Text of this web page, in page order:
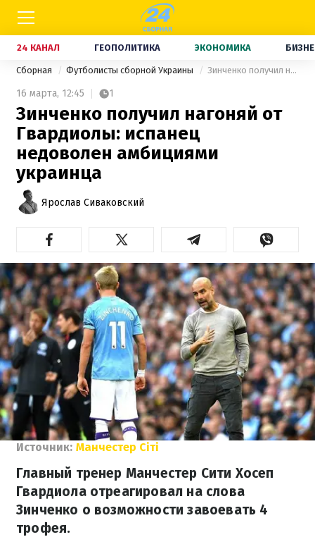
24 КАНАЛ ГЕОПОЛИТИКА ЭКОНОМИКА
Сборная Футболисты сборной Украины Зинченко получил нагоняй от Гвардиолы: испанец недоволен амбициями украинца
16 марта, 12:45 1
Зинченко получил нагоняй от
Гвардиолы: испанец
недоволен амбициями
украинца
Ярослав Сиваковский
Источник: Манчестер Сіті
Главный тренер Манчестер Сити Хосеп
Гвардиола отреагировал на слова
Зинченко о возможности завоевать 4
трофея.